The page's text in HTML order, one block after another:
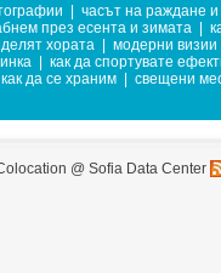
часът на раждане и
през есента и зимата
хората
модерни визии
как да спортувате
как да се храним
свещени
@ Sofia Data Center